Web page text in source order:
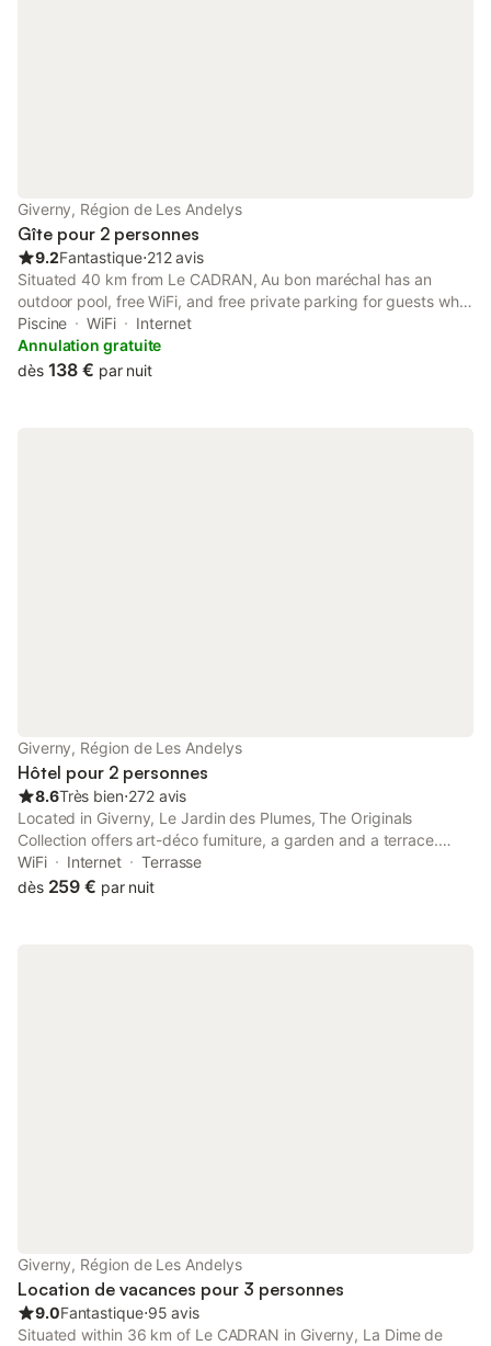
Giverny, Région de Les Andelys
Gîte pour 2 personnes
9.2Fantastique⋅212 avis
Situated 40 km from Le CADRAN, Au bon maréchal has an
outdoor pool, free WiFi, and free private parking for guests who
drive. There is a private entrance at the guest house for the
convenience of those who stay.
Piscine WiFi
Internet
Annulation gratuite
dès 138 € par nuit
Giverny, Région de Les Andelys
Hôtel pour 2 personnes
8.6Très bien⋅272 avis
Located in Giverny, Le Jardin des Plumes, The Originals
Collection offers art-déco furniture, a garden and a terrace.
Monet’s house and gardens are only 500 metres from the hotel.
WiFi Internet
Terrasse
dès 259 € par nuit
Giverny, Région de Les Andelys
Location de vacances pour 3 personnes
9.0Fantastique⋅95 avis
Situated within 36 km of Le CADRAN in Giverny, La Dime de